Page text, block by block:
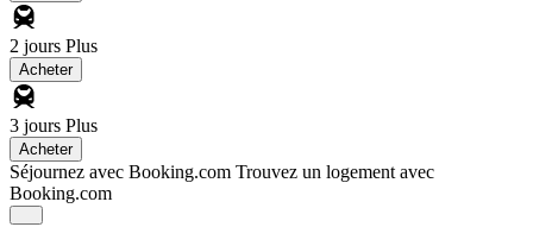
2 jours Plus
Acheter
3 jours Plus
Acheter
Séjournez avec Booking.com Trouvez un logement avec
Booking.com